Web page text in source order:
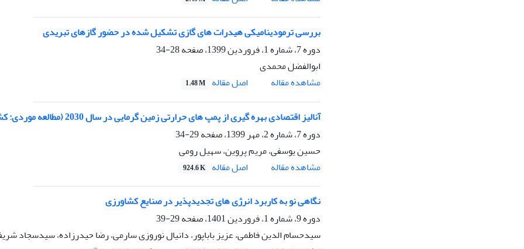
بررسی ترمودینامیکی هیدرات های گازی تشکیل شده در حضور گازهای تبریدی
دوره 7، شماره 1، فروردین 1399، صفحه
28-34
ابوالفضل محمدی
مشاهده مقاله
اصل مقاله 1.48 M
آنالیز اقتصادی بهره گیری از پمپ های حرارتی زمین گرمایی در سال 2030 (مطالعه موردی: کشور ایران)
دوره 7، شماره 2، مهر 1399، صفحه
29-34
حسین یوسفی، مریم پروین، سهیل رومی
مشاهده مقاله
اصل مقاله 924.6 K
نگاهی نو به کاربرد انرژی های تجدیدپذیر در صنایع کشاورزی
دوره 9، شماره 1، فروردین 1401، صفحه
29-39
سیدحسام الدین فاطمی، عزیز باباپور، دانیال نوروزی سارمی، رضا حیدرزاده، سیدسجاد